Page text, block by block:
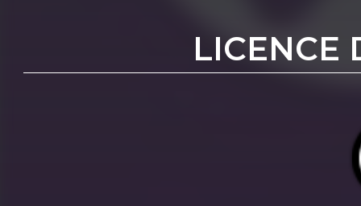
LICENCE